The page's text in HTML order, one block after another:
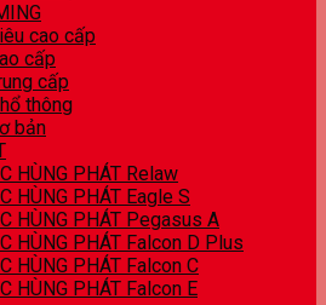
cao cấp
cấp
cấp
thông
bản
HÙNG PHÁT Relaw
HÙNG PHÁT Eagle S
HÙNG PHÁT Pegasus A
HÙNG PHÁT Falcon D Plus
HÙNG PHÁT Falcon C
HÙNG PHÁT Falcon E